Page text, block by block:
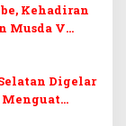
Kehadiran
Musda V
Digelar
Menguat